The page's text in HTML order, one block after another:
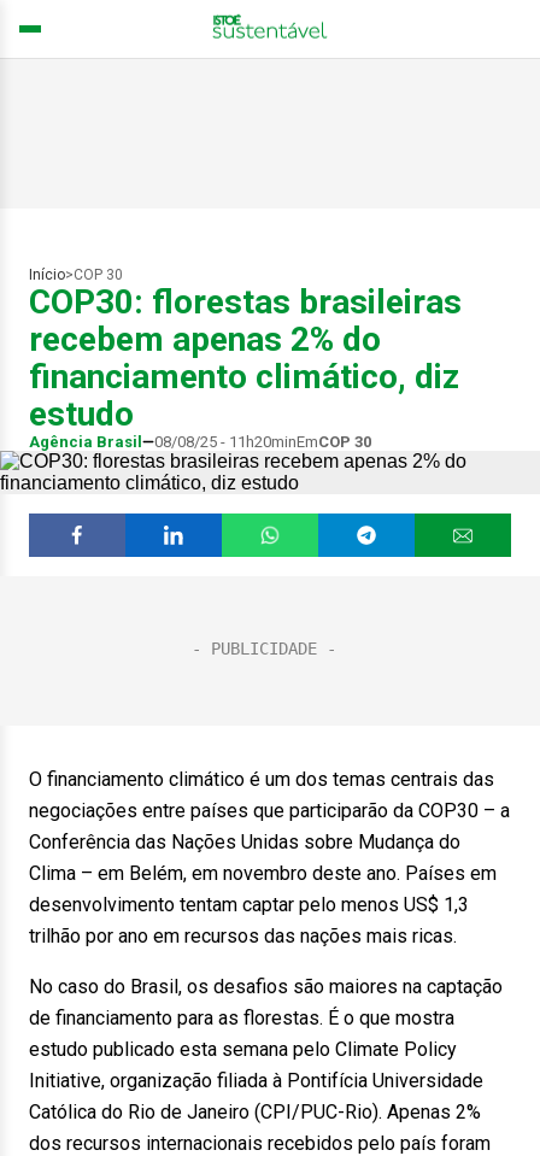
Início>COP 30
COP30: florestas brasileiras
recebem apenas 2% do
financiamento climático, diz
estudo
Agência Brasil 08/08/25 - 11h20minEmCOP 30
O financiamento climático é um dos temas centrais das
negociações entre países que participarão da COP30 – a
Conferência das Nações Unidas sobre Mudança do
Clima – em Belém, em novembro deste ano. Países em
desenvolvimento tentam captar pelo menos US$ 1,3
trilhão por ano em recursos das nações mais ricas.
No caso do Brasil, os desafios são maiores na captação
de financiamento para as florestas. É o que mostra
estudo publicado esta semana pelo Climate Policy
Initiative, organização filiada à Pontifícia Universidade
Católica do Rio de Janeiro (CPI/PUC-Rio). Apenas 2%
dos recursos internacionais recebidos pelo país foram